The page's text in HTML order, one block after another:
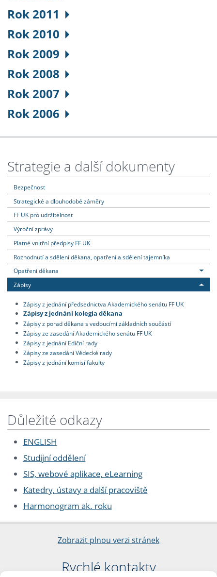
Rok 2011
Rok 2010
Rok 2009
Rok 2008
Rok 2007
Rok 2006
Strategie a další dokumenty
Bezpečnost
Strategické a dlouhodobé záměry
FF UK pro udržitelnost
Výroční zprávy
Platné vnitřní předpisy FF UK
Rozhodnutí a sdělení děkana, opatření a sdělení tajemníka
Opatření děkana
Zápisy
Zápisy z jednání předsednictva Akademického senátu FF UK
Zápisy z jednání kolegia děkana
Zápisy z porad děkana s vedoucími základních součástí
Zápisy ze zasedání Akademického senátu FF UK
Zápisy z jednání Ediční rady
Zápisy ze zasedání Vědecké rady
Zápisy z jednání komisí fakulty
Důležité odkazy
ENGLISH
Studijní oddělení
SIS, webové aplikace, eLearning
Katedry, ústavy a další pracoviště
Harmonogram ak. roku
Zobrazit plnou verzi stránek
Rychlé kontakty